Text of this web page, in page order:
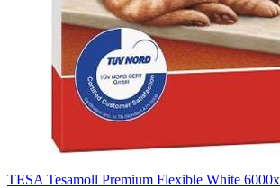
TESA Tesamoll Premium Flexible White